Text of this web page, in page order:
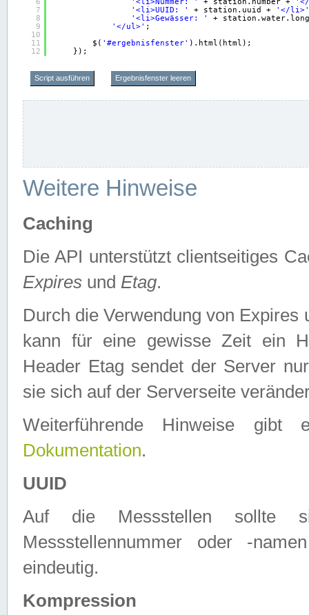
7
8
9
10
11
12
'<li>UUID: '
+ station.uuid +
'</li>'
'<li>Gewässer: '
+
'</ul>' ;
$( '#ergebnisfenster' ).html(html);
});
Script ausführen Ergebnisfenster leeren
Weitere Hinweise
Caching
Die API unterstützt clientseitiges
Expires und Etag.
Durch die Verwendung von
kann für eine gewisse Zeit ein
Header Etag sendet der Server
sie sich auf der Serverseite
Weiterführende Hinweise
Dokumentation.
UUID
Auf die Messstellen sollte
Messstellennummer oder -
eindeutig.
Kompression